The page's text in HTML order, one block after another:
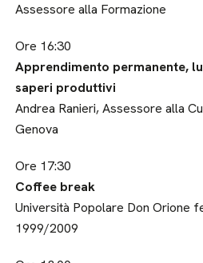
Assessore alla Formazione
Ore 16:30
Apprendimento permanente,
saperi produttivi
Andrea Ranieri, Assessore alla
Genova
Ore 17:30
Coffee break
Università Popolare Don Orione
1999/2009